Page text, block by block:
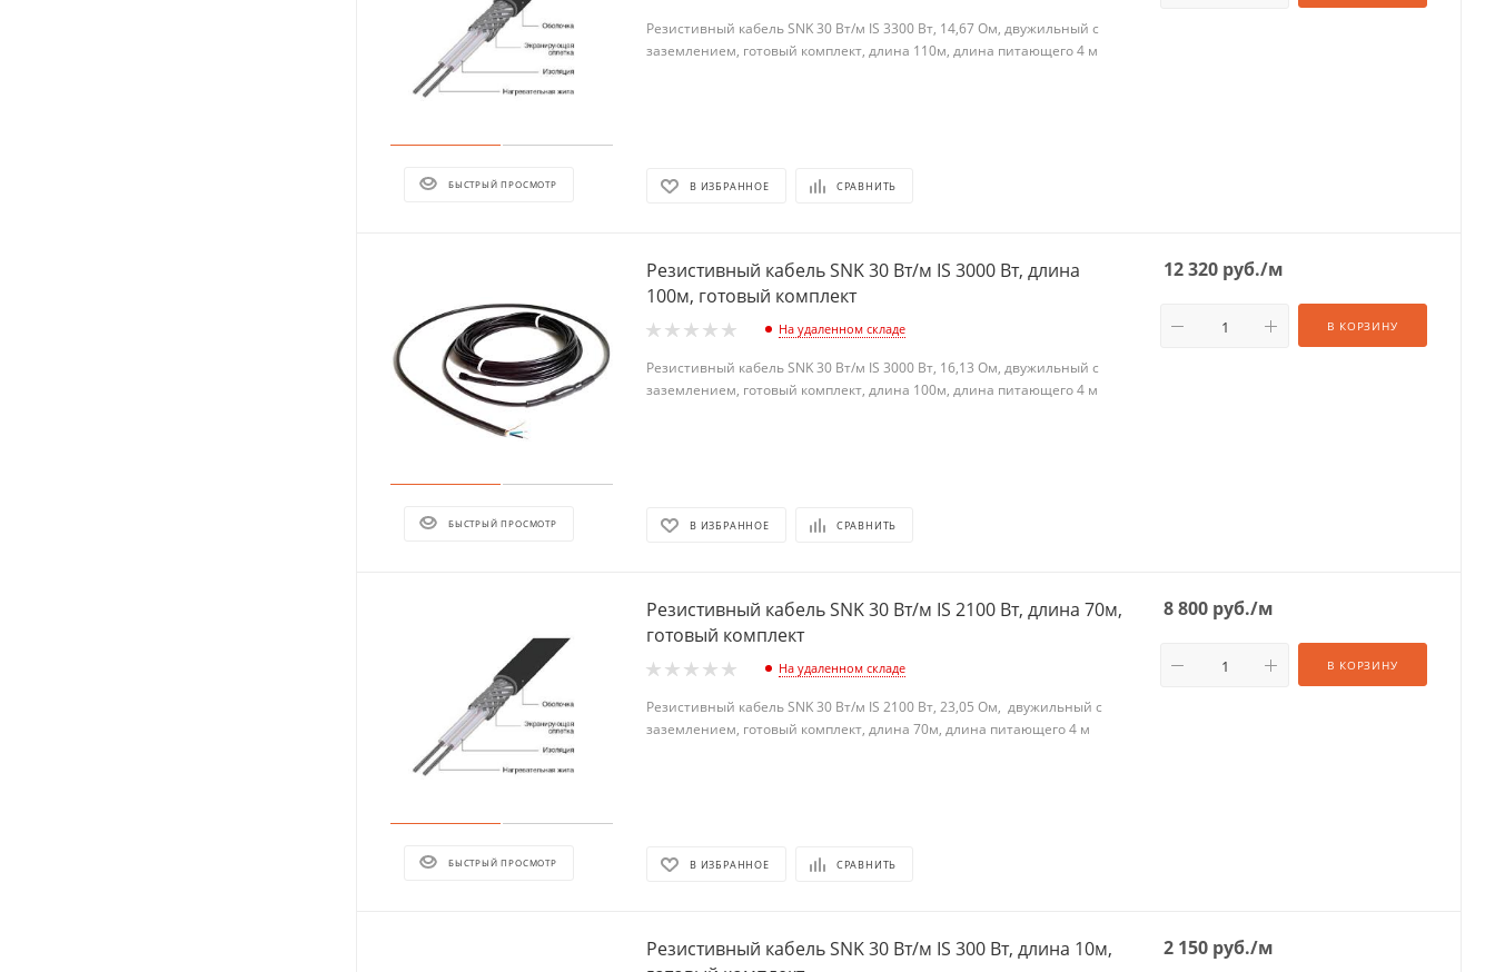
БЫСТРЫЙ ПРОСМОТР
Резистивный кабель SNK 30 Вт/м IS 3300 Вт, 14,67 Ом, двужильный с
заземлением, готовый комплект, длина 110м, длина питающего 4 м
В ИЗБРАННОЕ СРАВНИТЬ
БЫСТРЫЙ ПРОСМОТР
Резистивный кабель SNK 30 Вт/м IS 3000 Вт, длина
100м, готовый комплект
На удаленном складе
Резистивный кабель SNK 30 Вт/м IS 3000 Вт, 16,13 Ом, двужильный с
заземлением, готовый комплект, длина 100м, длина питающего 4 м
В ИЗБРАННОЕ СРАВНИТЬ
12 320 руб./м
В КОРЗИНУ
БЫСТРЫЙ ПРОСМОТР
Резистивный кабель SNK 30 Вт/м IS 2100 Вт, длина 70м,
готовый комплект
На удаленном складе
Резистивный кабель SNK 30 Вт/м IS 2100 Вт, 23,05 Ом, двужильный с
заземлением, готовый комплект, длина 70м, длина питающего 4 м
В ИЗБРАННОЕ СРАВНИТЬ
8 800 руб./м
В КОРЗИНУ
Резистивный кабель SNK 30 Вт/м IS 300 Вт, длина 10м,
2 150 руб./м